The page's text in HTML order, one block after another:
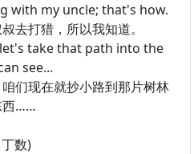
my uncle; that's how.
打猎，所以我知道。
take that path into the
see...
现在就抄小路到那片树林
西……
数)